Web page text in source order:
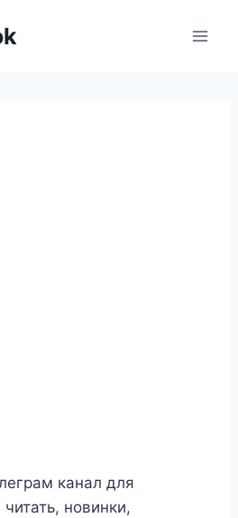
канал для
новинки,